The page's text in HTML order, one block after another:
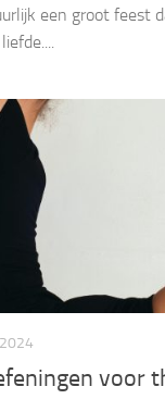
een groot feest
voor